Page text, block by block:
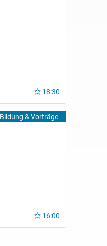
18:30
Bildung & Vorträge
16:00